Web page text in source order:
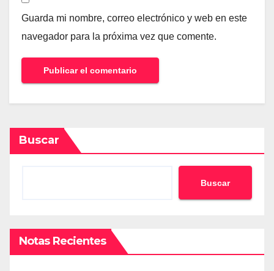
Guarda mi nombre, correo electrónico y web en este
navegador para la próxima vez que comente.
Buscar
Buscar
Notas Recientes